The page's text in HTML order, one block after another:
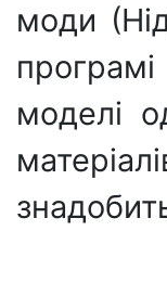
моди
моделі